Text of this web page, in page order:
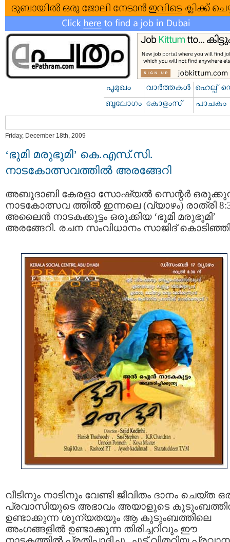
Friday, December 18th, 2009
‘ഭൂമി മരുഭൂമി’ കെ.എസ്.സി.
നാടകോത്സവത്തില്‍ അരങ്ങേറി
അബുദാബി കേരളാ സോഷ്യല്‍ സെന്റര്‍
നാടകോത്സവ ത്തില്‍ ഇന്നലെ (വ്യാഴം) രാത്രി
അലൈന്‍ നാടകക്കൂട്ടം ഒരുക്കിയ ‘ഭൂമി മരുഭൂമി’
അരങ്ങേറി. രചന സംവിധാനം സാജിദ്
വീടിനും നാടിനും വേണ്ടി ജീവിതം ദാനം ചെയ്ത
പ്രവാസിയുടെ അഭാവം അയാളുടെ
ഉണ്ടാക്കുന്ന ശൂന്യതയും ആ കുടുംബത്തിലെ
അംഗങ്ങളില്‍ ഉണ്ടാക്കുന്ന തിരിച്ചറിവും ഈ